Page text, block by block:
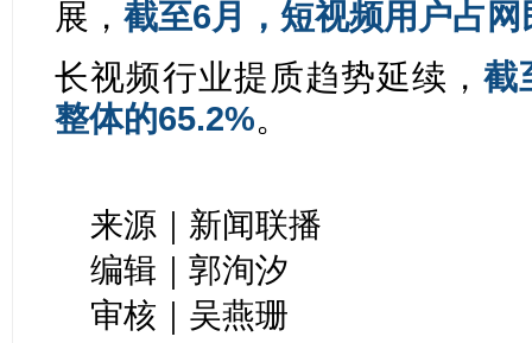
展，截至6月，短视频用户占
长视频行业提质趋势延续， 截
整体的65.2%。
来源｜新闻联播
编辑｜郭洵汐
审核｜吴燕珊